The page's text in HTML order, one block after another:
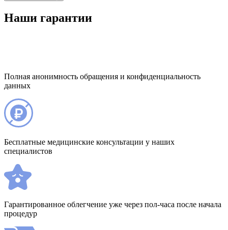
Наши гарантии
Полная анонимность обращения и конфиденциальность
данных
Бесплатные медицинские консультации у наших
специалистов
Гарантированное облегчение уже через пол-часа после начала
процедур